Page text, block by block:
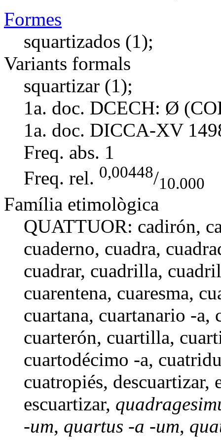
Formes
squartizados (1);
Variants formals
squartizar (1);
1a. doc. DCECH: Ø
1a. doc. DICCA-XV
Freq. abs. 1
Freq. rel. 0,00448/10.000
Família etimològica
QUATTUOR: cadirón,
cuaderno, cuadra,
cuadrar, cuadrilla,
cuarentena, cuaresma,
cuartana, cuartanario -a,
cuarterón, cuartilla,
cuartodécimo -a,
cuatropiés, descuartizar,
escuartizar,
-um, quartus -a -um,